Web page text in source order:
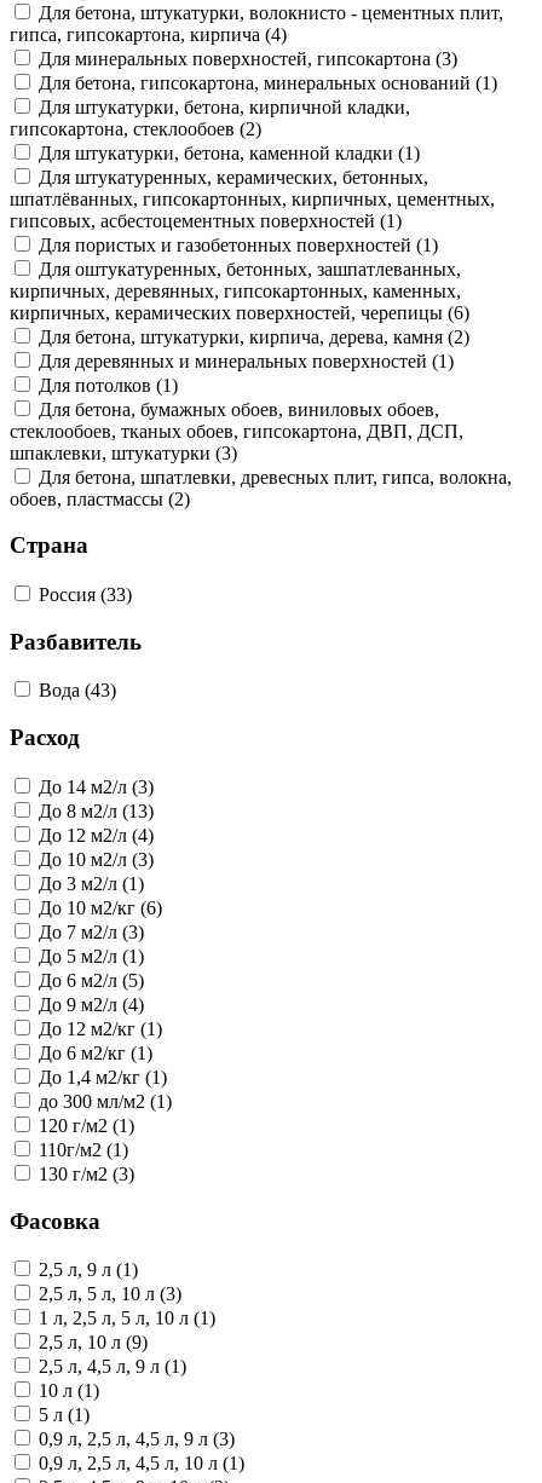
Для бетона, штукатурки, волокнисто - цементных плит,
гипса, гипсокартона, кирпича (4)
Для минеральных поверхностей, гипсокартона (3)
Для бетона, гипсокартона, минеральных оснований (1)
Для штукатурки, бетона, кирпичной кладки,
гипсокартона, стеклообоев (2)
Для штукатурки, бетона, каменной кладки (1)
Для штукатуренных, керамических, бетонных,
шпатлёванных, гипсокартонных, кирпичных, цементных,
гипсовых, асбестоцементных поверхностей (1)
Для пористых и газобетонных поверхностей (1)
Для оштукатуренных, бетонных, зашпатлеванных,
кирпичных, деревянных, гипсокартонных, каменных,
кирпичных, керамических поверхностей, черепицы (6)
Для бетона, штукатурки, кирпича, дерева, камня (2)
Для деревянных и минеральных поверхностей (1)
Для потолков (1)
Для бетона, бумажных обоев, виниловых обоев,
стеклообоев, тканых обоев, гипсокартона, ДВП, ДСП,
шпаклевки, штукатурки (3)
Для бетона, шпатлевки, древесных плит, гипса, волокна,
обоев, пластмассы (2)
Страна
Россия (33)
Разбавитель
Вода (43)
Расход
До 14 м2/л (3)
До 8 м2/л (13)
До 12 м2/л (4)
До 10 м2/л (3)
До 3 м2/л (1)
До 10 м2/кг (6)
До 7 м2/л (3)
До 5 м2/л (1)
До 6 м2/л (5)
До 9 м2/л (4)
До 12 м2/кг (1)
До 6 м2/кг (1)
До 1,4 м2/кг (1)
до 300 мл/м2 (1)
120 г/м2 (1)
110г/м2 (1)
130 г/м2 (3)
Фасовка
2,5 л, 9 л (1)
2,5 л, 5 л, 10 л (3)
1 л, 2,5 л, 5 л, 10 л (1)
2,5 л, 10 л (9)
2,5 л, 4,5 л, 9 л (1)
10 л (1)
5 л (1)
0,9 л, 2,5 л, 4,5 л, 9 л (3)
0,9 л, 2,5 л, 4,5 л, 10 л (1)